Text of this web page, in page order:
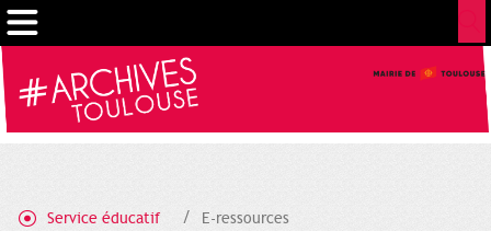
Service éducatif
E-ressources
Gestion de vos préférences sur les cookies